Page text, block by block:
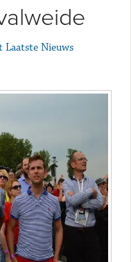
Laatste Nieuws